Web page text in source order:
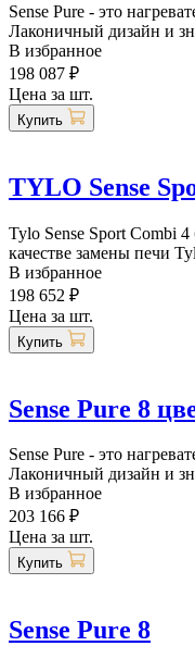
Sense Pure - это
Лаконичный дизайн и
В избранное
198 087 ₽
Цена за шт.
Купить
TYLO Sense
Tylo Sense Sport Combi
качестве замены печи
В избранное
198 652 ₽
Цена за шт.
Купить
Sense Pure 8
Sense Pure - это
Лаконичный дизайн и
В избранное
203 166 ₽
Цена за шт.
Купить
Sense Pure 8